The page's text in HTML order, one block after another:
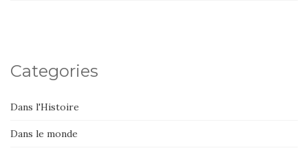
Categories
Dans l'Histoire
Dans le monde